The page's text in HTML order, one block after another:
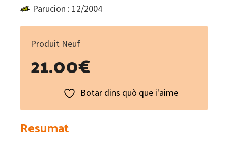
Parucion : 12/2004
Produit Neuf
21.00€
Botar dins quò que i'aime
Resumat